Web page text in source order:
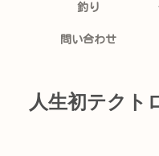
釣り
問い合わせ
人生初テクト